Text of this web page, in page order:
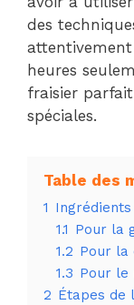
des
heures
fraisier
spéciales.
Table des
1
1.1 Pour la
1.2 Pour la
1.3 Pour le
2 Étapes de